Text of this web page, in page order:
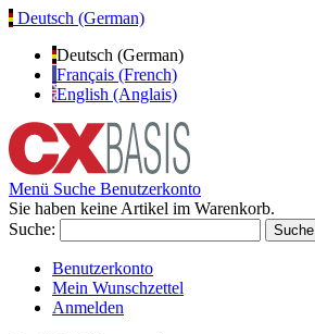
Deutsch (German)
Deutsch (German)
Français (French)
English (Anglais)
Menü Suche Benutzerkonto
Sie haben keine Artikel im Warenkorb.
Suche:
Suche
Benutzerkonto
Mein Wunschzettel
Anmelden